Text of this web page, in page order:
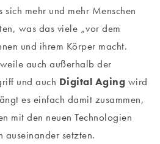
mehr und mehr Menschen
was das viele „vor dem
und ihrem Körper macht.
auch außerhalb der
und auch Digital Aging wird
es einfach damit zusammen,
mit den neuen Technologien
auseinander setzten.